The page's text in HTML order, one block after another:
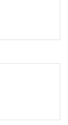
像と診療体制
析から腸内細
尿中 microRNA